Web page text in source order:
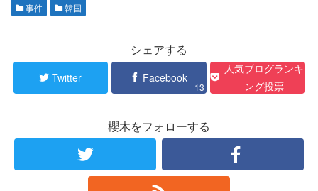
事件 韓国
シェアする
Twitter Facebook
13
人気ブログランキ
ング投票
櫻木をフォローする